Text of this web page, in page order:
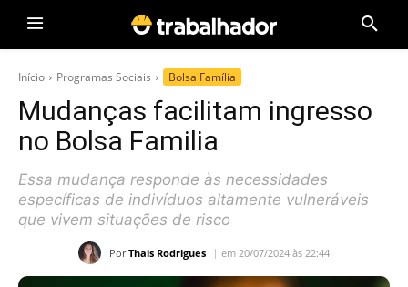
Início Programas Sociais Bolsa Família
Mudanças facilitam ingresso
no Bolsa Familia
Essa mudança responde às necessidades
específicas de indivíduos altamente vulneráveis
que vivem situações de risco
Por Thais Rodrigues em 20/07/2024 às 22:44